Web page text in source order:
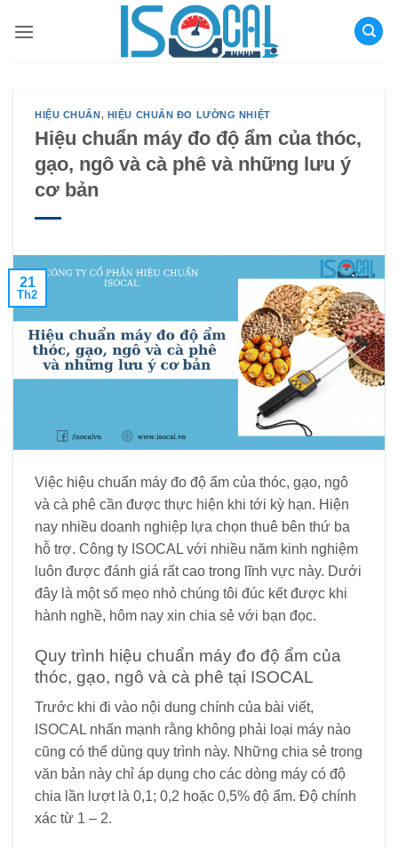
qua
HIỆU CHUẨN, HIỆU CHUẨN ĐO LƯỜNG NHIỆT
Hiệu chuẩn máy đo độ ẩm của thóc,
gạo, ngô và cà phê và những lưu ý
cơ bản
21
Th2
Việc hiệu chuẩn máy đo độ ẩm của thóc, gạo, ngô
và cà phê cần được thực hiện khi tới kỳ hạn. Hiện
nay nhiều doanh nghiệp lựa chọn thuê bên thứ ba
hỗ trợ. Công ty ISOCAL với nhiều năm kinh nghiệm
luôn được đánh giá rất cao trong lĩnh vực này. Dưới
đây là một số mẹo nhỏ chúng tôi đúc kết được khi
hành nghề, hôm nay xin chia sẻ với bạn đọc.
Quy trình hiệu chuẩn máy đo độ ẩm của
thóc, gạo, ngô và cà phê tại ISOCAL
Trước khi đi vào nội dung chính của bài viết,
ISOCAL nhấn mạnh rằng không phải loại máy nào
cũng có thể dùng quy trình này. Những chia sẻ trong
văn bản này chỉ áp dụng cho các dòng máy có độ
chia lần lượt là 0,1; 0,2 hoặc 0,5% độ ẩm. Độ chính
xác từ 1 – 2.